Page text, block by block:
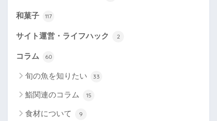
和菓子 117
サイト運営・ライフハック 2
コラム 60
旬の魚を知りたい 33
鮨関連のコラム 15
食材について 9